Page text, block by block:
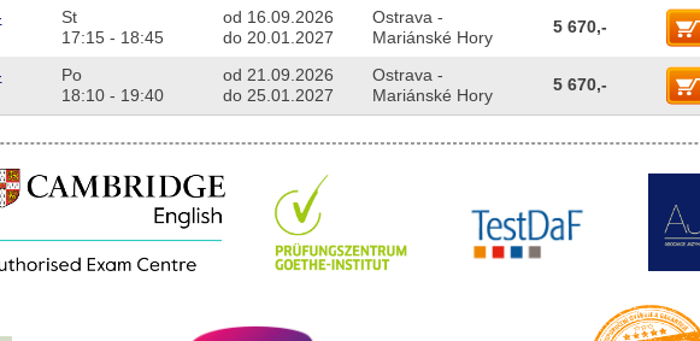
St
17:15 - 18:45
od 16.09.2026
do 20.01.2027
Ostrava -
Mariánské Hory
5 670,-
Po
18:10 - 19:40
od 21.09.2026
do 25.01.2027
Ostrava -
Mariánské Hory
5 670,-